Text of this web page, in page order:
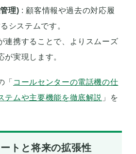
理) : 顧客情報や過去の対応履
システムです。
連携することで、よりスムーズ
が実現します。
「 コールセンターの電話機の仕
テムや主要機能を徹底解説 」を
トと将来の拡張性